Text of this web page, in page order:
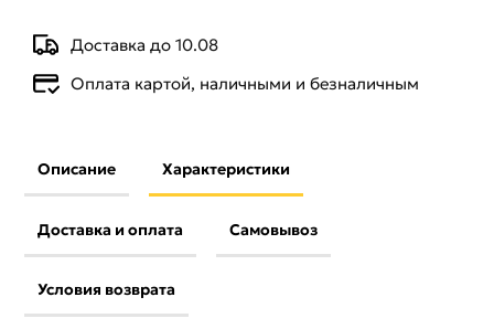
Доставка до 10.08
Оплата картой, наличными и безналичным
Описание Характеристики
Доставка и оплата Самовывоз
Условия возврата